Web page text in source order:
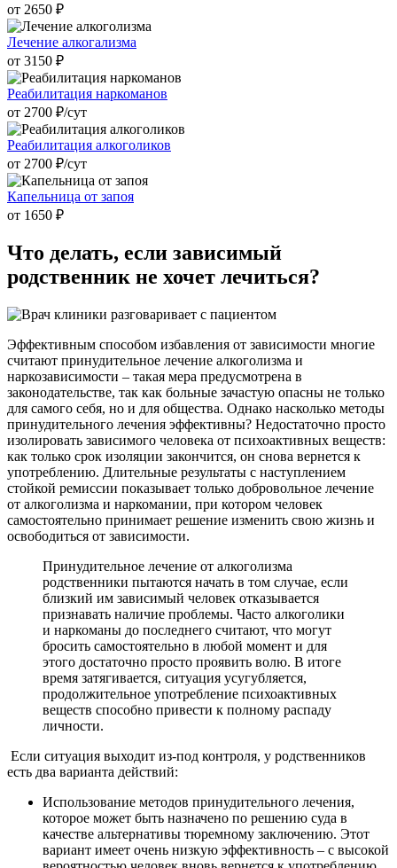
от 2650 ₽
Лечение алкогализма
от 3150 ₽
Реабилитация наркоманов
от 2700 ₽/cут
Реабилитация алкоголиков
от 2700 ₽/cут
Капельница от запоя
от 1650 ₽
Что делать, если зависимый
родственник не хочет лечиться?
Эффективным способом избавления от зависимости многие
считают принудительное лечение алкоголизма и
наркозависимости – такая мера предусмотрена в
законодательстве, так как больные зачастую опасны не только
для самого себя, но и для общества. Однако насколько методы
принудительного лечения эффективны? Недостаточно просто
изолировать зависимого человека от психоактивных веществ:
как только срок изоляции закончится, он снова вернется к
употреблению. Длительные результаты с наступлением
стойкой ремиссии показывает только добровольное лечение
от алкоголизма и наркомании, при котором человек
самостоятельно принимает решение изменить свою жизнь и
освободиться от зависимости.
Принудительное лечение от алкоголизма
родственники пытаются начать в том случае, если
близкий им зависимый человек отказывается
признавать наличие проблемы. Часто алкоголики
и наркоманы до последнего считают, что могут
бросить самостоятельно в любой момент и для
этого достаточно просто проявить волю. В итоге
время затягивается, ситуация усугубляется,
продолжительное употребление психоактивных
веществ способно привести к полному распаду
личности.
Если ситуация выходит из-под контроля, у родственников
есть два варианта действий:
Использование методов принудительного лечения,
которое может быть назначено по решению суда в
качестве альтернативы тюремному заключению. Этот
вариант имеет очень низкую эффективность – с высокой